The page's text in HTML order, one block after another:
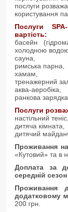
послуги
користування
Послуги
вартість:
басейн
холодною
сауна,
римська парна,
хамам,
тренажерний
аква-аеробіка,
ранкова зарядка.
Послуги
настільний теніс,
дитяча кімната,
дитячий
Проживання
«Кутовий» та в
Доплата за
середній
Проживання
додатковому
200 грн.